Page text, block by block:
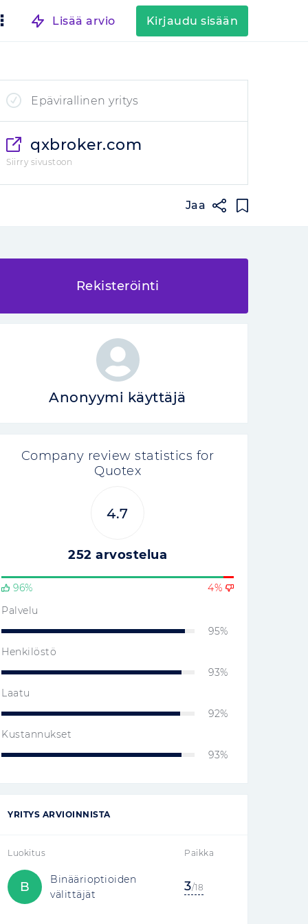
Lisää arvio Kirjaudu sisään
Epävirallinen yritys
qxbroker.com
Siirry sivustoon
Jaa
Rekisteröinti
Anonyymi käyttäjä
Company review statistics for
Quotex
4.7
252 arvostelua
96%
4%
Palvelu
95%
Henkilöstö
93%
Laatu
92%
Kustannukset
93%
YRITYS ARVIOINNISTA
Luokitus Paikka
B
Binäärioptioiden
välittäjät
3/18